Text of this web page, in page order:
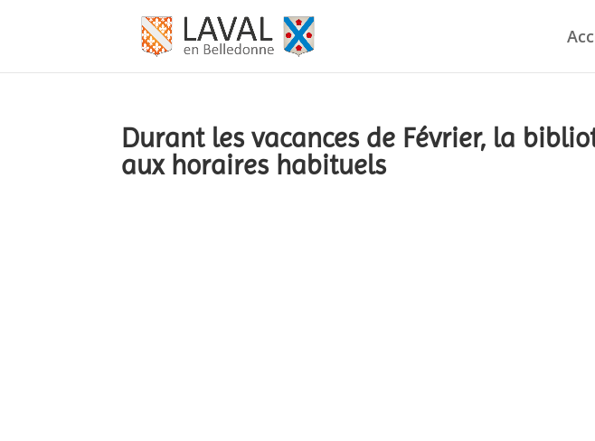
Durant les vacances de Février, la
aux horaires habituels